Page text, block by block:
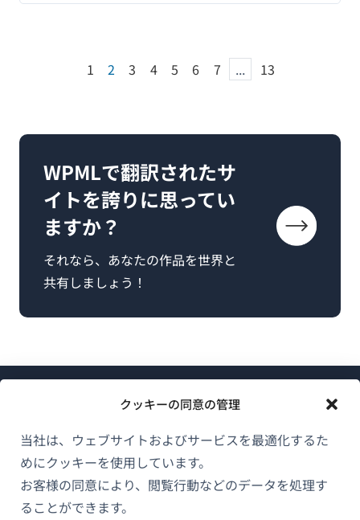
クッキーの同意の管理
当社は、ウェブサイトおよびサービスを最適化するた
めにクッキーを使用しています。
お客様の同意により、閲覧行動などのデータを処理す
ることができます。
1 2 3 4 5 6 7 ... 13
WPMLで翻訳されたサ
イトを誇りに思ってい
ますか？
それなら、あなたの作品を世界と
共有しましょう！
WPMLについて
GDPRおよびプライバシーポリシー